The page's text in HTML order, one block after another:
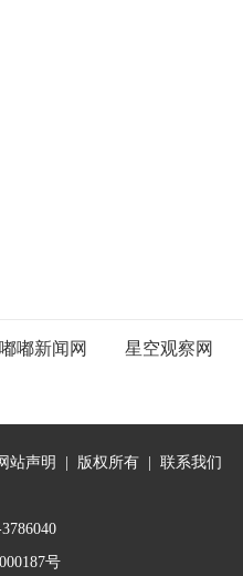
嘟嘟新闻网 星空观察网
站声明 版权所有| 联系我们
号